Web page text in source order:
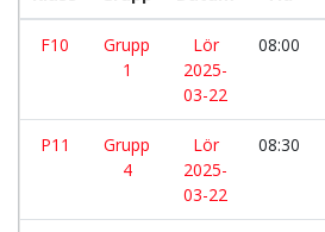
F10
Grupp
1
Lör
2025-
03-22
08:00
P11
Grupp
4
Lör
2025-
03-22
08:30